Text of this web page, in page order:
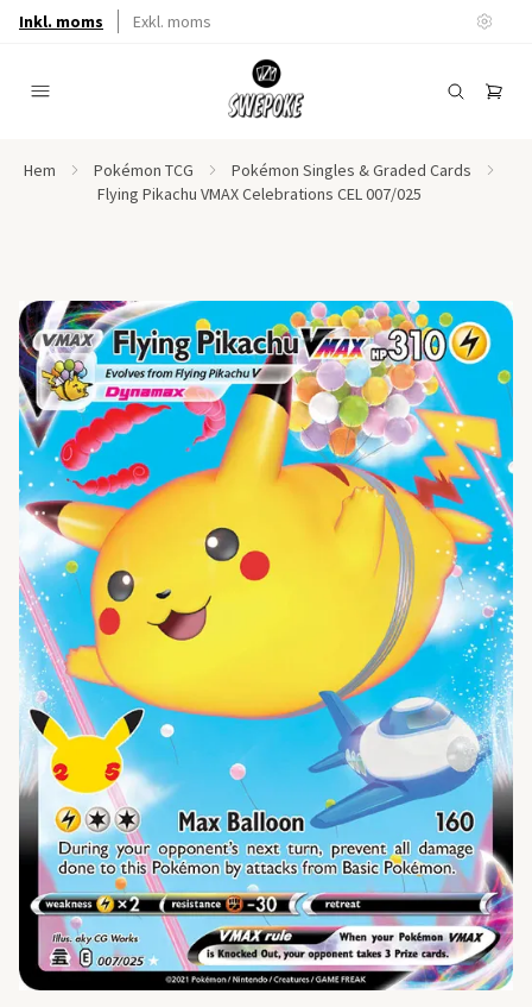
Inkl. moms Exkl. moms
Hem Pokémon TCG
Pokémon Singles & Graded Cards
Flying Pikachu VMAX Celebrations CEL 007/025